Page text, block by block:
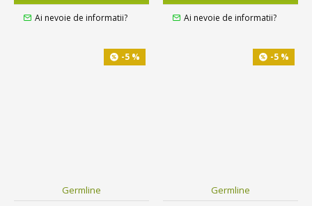
Ai nevoie de informatii? Ai nevoie de informatii?
-5 %
Germline
-5 %
Germline